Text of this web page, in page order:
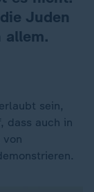
Juden
allem.
sein,
dass auch in
von